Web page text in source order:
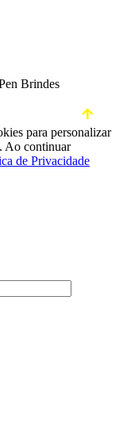
Brindes
para personalizar
Ao continuar
de Privacidade